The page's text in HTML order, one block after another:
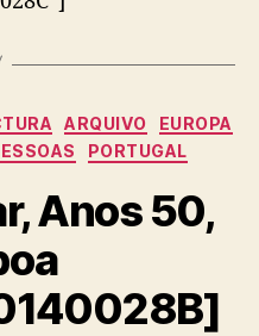
ARQUIVO
EUROPA
PORTUGAL
Anos 50,